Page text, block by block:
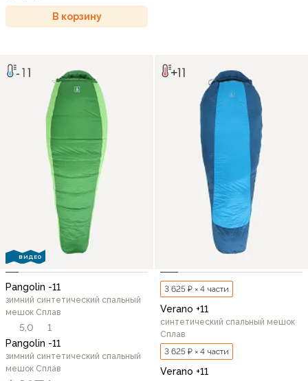
В корзину
ВИДЕО
Pangolin -11
зимний синтетический спальный
мешок Сплав
5,0
1
Pangolin -11
зимний синтетический спальный
мешок Сплав
3 625 ₽ × 4 части
Verano +11
синтетический спальный мешок
Сплав
3 625 ₽ × 4 части
Verano +11